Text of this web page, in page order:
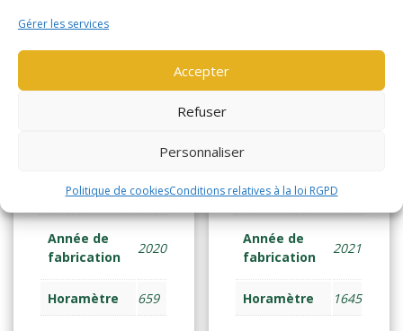
Gérer les services
Accepter
Refuser
Personnaliser
Politique de cookiesConditions relatives à la loi RGPD
ACCOMP 1,6 tonne
Année de
fabrication
2020
Horamètre 659
ACCOMP 1,6t Neuf
Année de
fabrication
2021
Horamètre 1645